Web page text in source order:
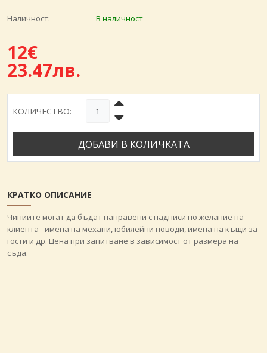
Наличност: В наличност
12€
23.47лв.
КОЛИЧЕСТВО:
ДОБАВИ В КОЛИЧКАТА
КРАТКО ОПИСАНИЕ
Чиниите могат да бъдат направени с надписи по желание на
клиента - имена на механи, юбилейни поводи, имена на къщи за
гости и др. Цена при запитване в зависимост от размера на
съда.